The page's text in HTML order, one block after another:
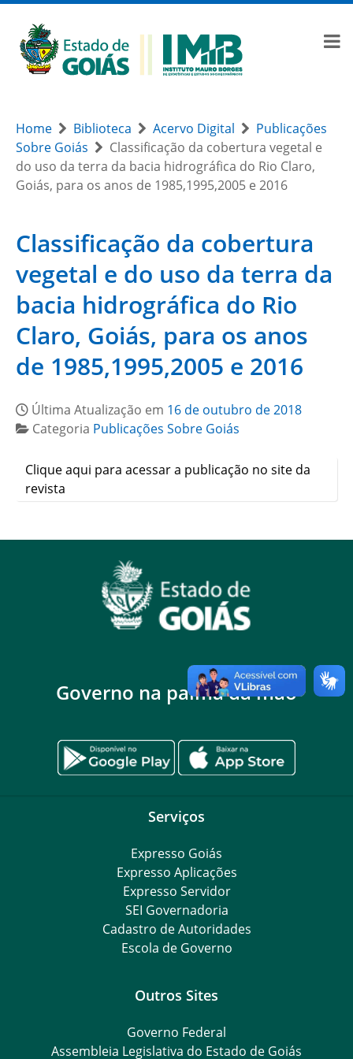
Home Biblioteca Acervo Digital
Publicações
Sobre Goiás
Classificação da cobertura vegetal e
do uso da terra da bacia hidrográfica do Rio Claro,
Goiás, para os anos de 1985,1995,2005 e 2016
Classificação da cobertura
vegetal e do uso da terra da
bacia hidrográfica do Rio
Claro, Goiás, para os anos
de 1985,1995,2005 e 2016
Última Atualização em 16 de outubro de 2018
Categoria Publicações Sobre Goiás
Clique aqui para acessar a publicação no site da
revista
Governo na palma da mão
Serviços
Expresso Goiás
Expresso Aplicações
Expresso Servidor
SEI Governadoria
Cadastro de Autoridades
Escola de Governo
Outros Sites
Governo Federal
Assembleia Legislativa do Estado de Goiás